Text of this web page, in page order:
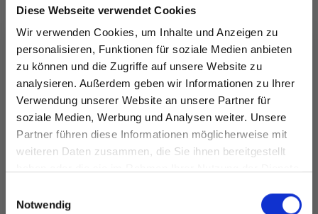
Diese Webseite verwendet Cookies
Wir verwenden Cookies, um Inhalte und Anzeigen zu
personalisieren, Funktionen für soziale Medien anbieten
zu können und die Zugriffe auf unsere Website zu
analysieren. Außerdem geben wir Informationen zu Ihrer
Verwendung unserer Website an unsere Partner für
soziale Medien, Werbung und Analysen weiter. Unsere
Partner führen diese Informationen möglicherweise mit
weiteren Daten zusammen, die Sie ihnen bereitgestellt
Notwendig
ANDERE HABEN SICH AUCH ANGESEHEN
35%Rabatt
MULTI
35%Rabatt
LITEN STORM
Spare bis zu 50%
und erhalte exklusiven Zugang zu